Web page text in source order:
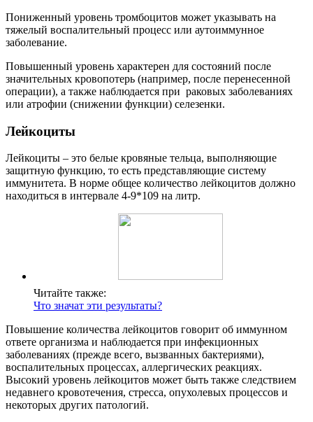
Пониженный уровень тромбоцитов может указывать на
тяжелый воспалительный процесс или аутоиммунное
заболевание.
Повышенный уровень характерен для состояний после
значительных кровопотерь (например, после перенесенной
операции), а также наблюдается при раковых заболеваниях
или атрофии (снижении функции) селезенки.
Лейкоциты
Лейкоциты – это белые кровяные тельца, выполняющие
защитную функцию, то есть представляющие систему
иммунитета. В норме общее количество лейкоцитов должно
находиться в интервале 4-9*109 на литр.
Читайте также:
Что значат эти результаты?
Повышение количества лейкоцитов говорит об иммунном
ответе организма и наблюдается при инфекционных
заболеваниях (прежде всего, вызванных бактериями),
воспалительных процессах, аллергических реакциях.
Высокий уровень лейкоцитов может быть также следствием
недавнего кровотечения, стресса, опухолевых процессов и
некоторых других патологий.